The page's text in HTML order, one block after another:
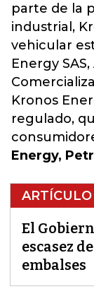
parte de la
industrial,
vehicular
Energy
Kronos
regulado,
Energy,
El
escasez
embalses